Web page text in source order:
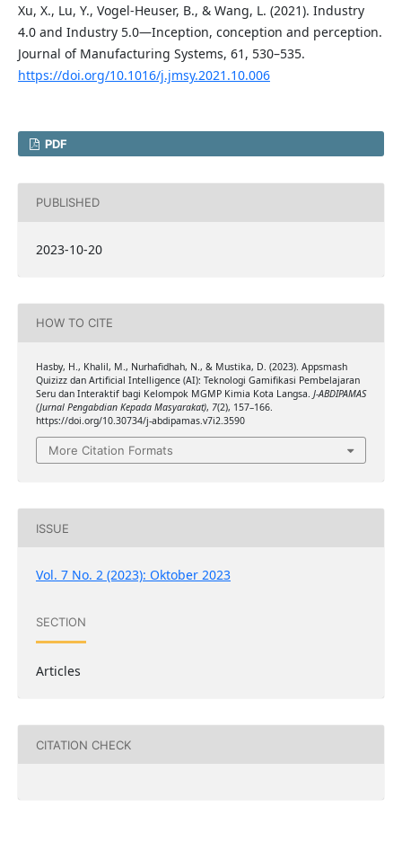
Xu, X., Lu, Y., Vogel-Heuser, B., & Wang, L. (2021). Industry
4.0 and Industry 5.0—Inception, conception and perception.
Journal of Manufacturing Systems, 61, 530–535.
https://doi.org/10.1016/j.jmsy.2021.10.006
PDF
PUBLISHED
2023-10-20
HOW TO CITE
Hasby, H., Khalil, M., Nurhafidhah, N., & Mustika, D. (2023). Appsmash
Quizizz dan Artificial Intelligence (AI): Teknologi Gamifikasi Pembelajaran
Seru dan Interaktif bagi Kelompok MGMP Kimia Kota Langsa. J-ABDIPAMAS
(Jurnal Pengabdian Kepada Masyarakat), 7(2), 157–166.
https://doi.org/10.30734/j-abdipamas.v7i2.3590
More Citation Formats
ISSUE
Vol. 7 No. 2 (2023): Oktober 2023
SECTION
Articles
CITATION CHECK